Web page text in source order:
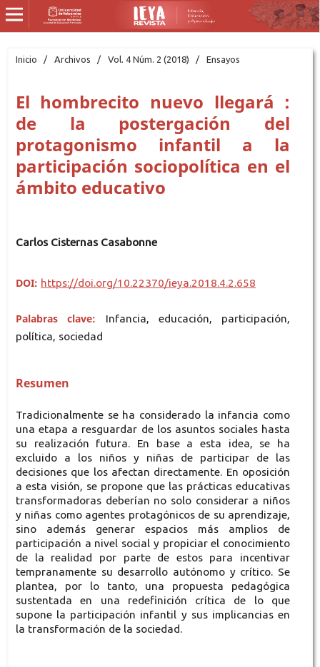
Inicio / Archivos / Vol. 4 Núm. 2 (2018) / Ensayos
El hombrecito nuevo llegará :
de la postergación del
protagonismo infantil a la
participación sociopolítica en el
ámbito educativo
Carlos Cisternas Casabonne
DOI: https://doi.org/10.22370/ieya.2018.4.2.658
Palabras clave:
Infancia, educación, participación,
política, sociedad
Resumen
Tradicionalmente se ha considerado la infancia como
una etapa a resguardar de los asuntos sociales hasta
su realización futura. En base a esta idea, se ha
excluido a los niños y niñas de participar de las
decisiones que los afectan directamente. En oposición
a esta visión, se propone que las prácticas educativas
transformadoras deberían no solo considerar a niños
y niñas como agentes protagónicos de su aprendizaje,
sino además generar espacios más amplios de
participación a nivel social y propiciar el conocimiento
de la realidad por parte de estos para incentivar
tempranamente su desarrollo autónomo y crítico. Se
plantea, por lo tanto, una propuesta pedagógica
sustentada en una redefinición crítica de lo que
supone la participación infantil y sus implicancias en
la transformación de la sociedad.